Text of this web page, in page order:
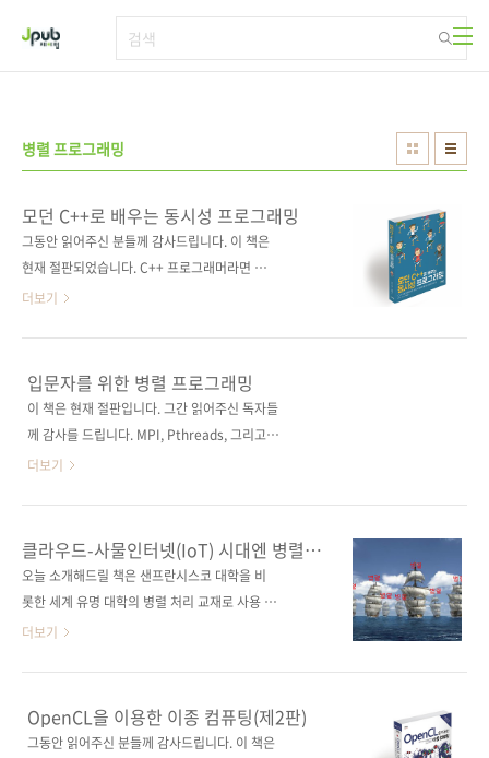
병렬 프로그래밍
모던 C++로 배우는 동시성 프로그래밍
그동안 읽어주신 분들께 감사드립니다. 이 책은
현재 절판되었습니다. C++ 프로그래머라면 반
드시 알아야 할 동시성의 모든 것!C++ 동시성 프
서11번가] [반디앤루니스] [알라딘] [예스이십
사] [인터파크] 전자책 구매 사이트(가나다순)[교
보문고] [구글북스] [리디북스] [알라딘] [예스이
Rainer Grimm원서명 Concurrency with
Modern C++(원서 ISBN: 없음)저자명 라이너
지 316쪽시리즈 (없음)판 형 (188*245*16)제
본 무선(soft cover)정 가 25,000원ISBN 979-
1..
더보기
입문자를 위한 병렬 프로그래밍
이 책은 현재 절판입니다. 그간 읽어주신 독자들
께 감사를 드립니다. MPI, Pthreads, 그리고
OpenMP를 이용한 병렬 프로그래밍 가이드!효
재로 선정! 출판사 제이펍원출판사 Morgan
Kaufmann원서명 An Introduction to
Parallel Programming(원서 ISBN:
Pacheco)역자명 김성민출판일 2015년 2월 26
일페이지 512쪽시리즈 (없음)판 형
30,000원ISBN 979-11-85890-15-9 (93000)
키워드 MPI, Pthreads, OpenMP..
더보기
클라우드-사물인터넷(IoT) 시대엔 병렬
프로그래밍이 대세!
오늘 소개해드릴 책은 샌프란시스코 대학을 비
롯한 세계 유명 대학의 병렬 처리 교재로 사용 중
인 책으로서 병렬 프로그래밍의 교과서라 불려
언스' 강의를 수강한 후 이 책을 사용하는 수업을
의무적으로 들어야 한다고 합니다. 가능한 일찍
더보기
OpenCL을 이용한 이종 컴퓨팅(제2판)
그동안 읽어주신 분들께 감사드립니다. 이 책은